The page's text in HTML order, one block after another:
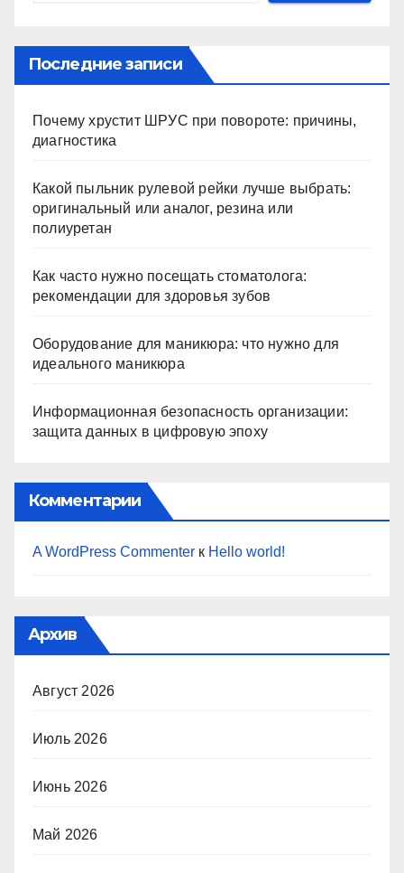
Последние записи
Почему хрустит ШРУС при повороте: причины,
диагностика
Какой пыльник рулевой рейки лучше выбрать:
оригинальный или аналог, резина или
полиуретан
Как часто нужно посещать стоматолога:
рекомендации для здоровья зубов
Оборудование для маникюра: что нужно для
идеального маникюра
Информационная безопасность организации:
защита данных в цифровую эпоху
Комментарии
A WordPress Commenter к Hello world!
Архив
Август 2026
Июль 2026
Июнь 2026
Май 2026